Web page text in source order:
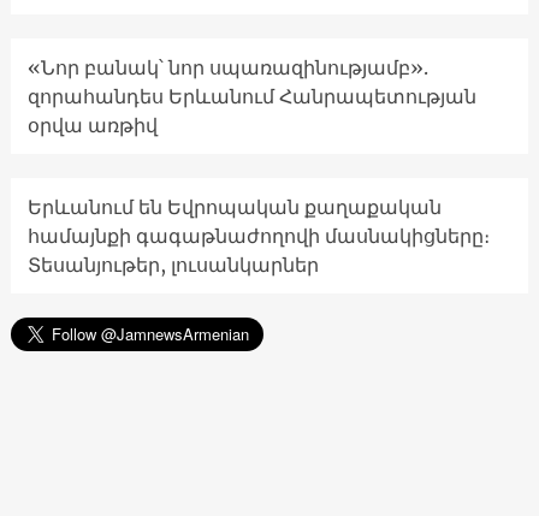
«Նոր բանակ՝ նոր սպառազինությամբ».
զորահանդես Երևանում Հանրապետության
օրվա առթիվ
Երևանում են Եվրոպական քաղաքական
համայնքի գագաթնաժողովի մասնակիցները։
Տեսանյութեր, լուսանկարներ